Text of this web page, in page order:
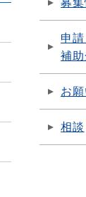
募集
申
補
お願
相談